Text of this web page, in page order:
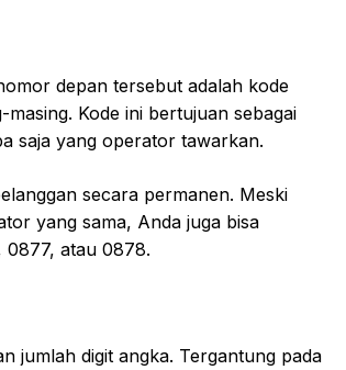
depan tersebut adalah kode
Kode ini bertujuan sebagai
saja yang operator tawarkan.
secara permanen. Meski
yang sama, Anda juga bisa
0877, atau 0878.
jumlah digit angka. Tergantung pada